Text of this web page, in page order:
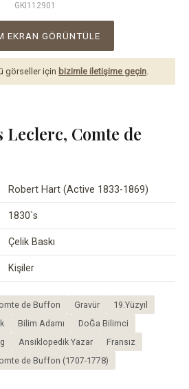
GKI112901
EKRAN GÖRÜNTÜLE
görseller için bizimle iletişime geçin.
Leclerc, Comte de
Robert Hart (Active 1833-1869)
1830`s
Çelik Baskı
Kişiler
de Buffon Gravür
19.Yüzyıl
Bilim Adamı
DoĞa Bilimci
Ansiklopedik Yazar
Fransız
de Buffon (1707-1778)